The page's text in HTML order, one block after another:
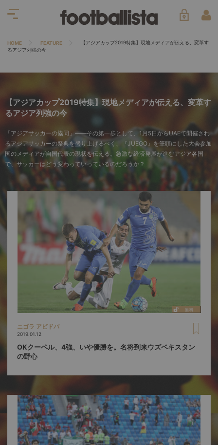
HOME FEATURE
【アジアカップ2019特集】現地メディアが伝える、変革す
るアジア列強の今
【アジアカップ2019特集】現地メディアが伝える、変革す
るアジア列強の今
「アジアサッカーの協同」――その第一歩として、1月5日からUAEで開催され
るアジアサッカーの祭典を盛り上げるべく、『JUEGO』を筆頭にした大会参加
国のメディアが自国代表の現状を伝える。急激な経済発展が進むアジア各国
で、サッカーはどう変わっていっているのだろうか？
ニゴラ アビドバ
2019.01.12
OKクーペル、4強、いや優勝を。名将到来ウズベキスタン
の野心